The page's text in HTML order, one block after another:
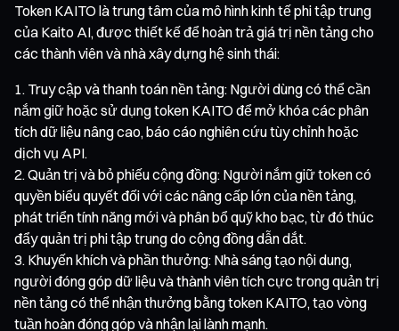
Token KAITO là trung tâm của mô hình kinh tế phi tập trung
của Kaito AI, được thiết kế để hoàn trả giá trị nền tảng cho
các thành viên và nhà xây dựng hệ sinh thái:
Truy cập và thanh toán nền tảng: Người dùng có thể cần
nắm giữ hoặc sử dụng token KAITO để mở khóa các phân
tích dữ liệu nâng cao, báo cáo nghiên cứu tùy chỉnh hoặc
dịch vụ API.
Quản trị và bỏ phiếu cộng đồng: Người nắm giữ token có
quyền biểu quyết đối với các nâng cấp lớn của nền tảng,
phát triển tính năng mới và phân bổ quỹ kho bạc, từ đó thúc
đẩy quản trị phi tập trung do cộng đồng dẫn dắt.
Khuyến khích và phần thưởng: Nhà sáng tạo nội dung,
người đóng góp dữ liệu và thành viên tích cực trong quản trị
nền tảng có thể nhận thưởng bằng token KAITO, tạo vòng
tuần hoàn đóng góp và nhận lại lành mạnh.